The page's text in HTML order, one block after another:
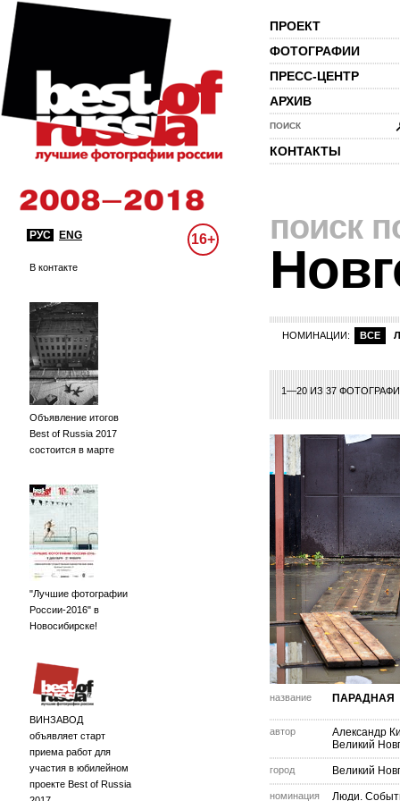
ПРОЕКТ
ФОТОГРАФИИ
ПРЕСС-ЦЕНТР
АРХИВ
ПОИСК
КОНТАКТЫ
РУС ENG 16+
В контакте
Объявление итогов
Best of Russia 2017
состоится в марте
"Лучшие фотографии
России-2016" в
Новосибирске!
ВИНЗАВОД
объявляет старт
приема работ для
участия в юбилейном
проекте Best of Russia
поиск
НОМИНАЦИИ: ВСЕ
1—20 ИЗ 37
название ПАРАДНАЯ
автор
Александр
Великий
город Великий
номинация Люди.